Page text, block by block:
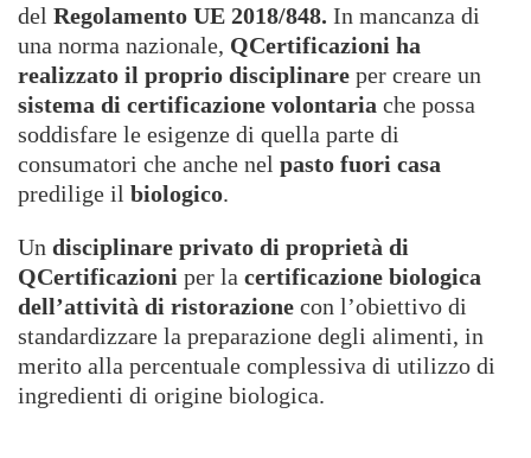
del Regolamento UE 2018/848. In mancanza di
una norma nazionale, QCertificazioni ha
realizzato il proprio disciplinare per creare un
sistema di certificazione volontaria che possa
soddisfare le esigenze di quella parte di
consumatori che anche nel pasto fuori casa
predilige il biologico.
Un disciplinare privato di proprietà di
QCertificazioni per la certificazione biologica
dell’attività di ristorazione con l’obiettivo di
standardizzare la preparazione degli alimenti, in
merito alla percentuale complessiva di utilizzo di
ingredienti di origine biologica.
Necessari
Questi cookie
sono
strettamente
necessari per il
corretto